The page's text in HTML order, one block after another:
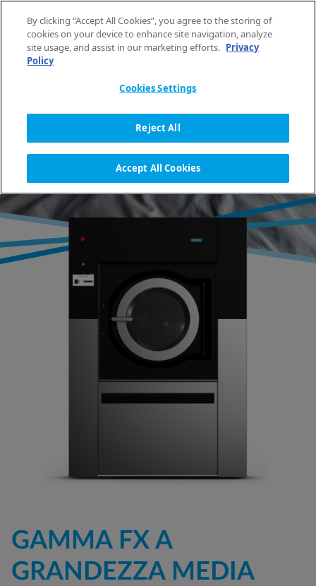
IT
HOME MACCHINE PER LAVANDERIA
LAVATRICI A LIBERA
INSTALLAZIONE DI MEDIA
GRANDEZZA
GAMMA FX A
GRANDEZZA MEDIA
By clicking “Accept All Cookies”, you agree to the storing of
cookies on your device to enhance site navigation, analyze
site usage, and assist in our marketing efforts. Privacy
Policy
Cookies Settings
Reject All
Accept All Cookies